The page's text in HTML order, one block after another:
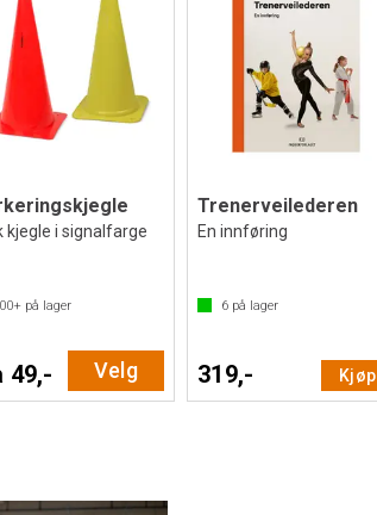
kjegle i signalfarge
på lager
49,- Velg
Trenerveilederen
En innføring
6 på lager
319,- Kjøp